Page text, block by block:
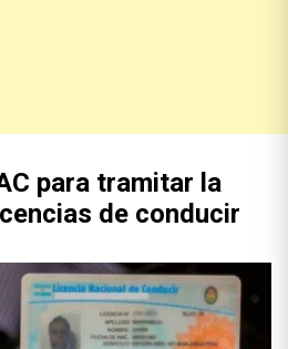
para tramitar la
de conducir